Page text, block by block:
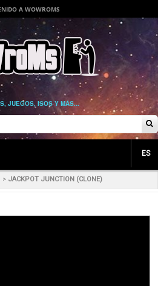
A WOWROMS
JUEGOS, ISOS Y MÁS...
ES
> JACKPOT JUNCTION (CLONE)